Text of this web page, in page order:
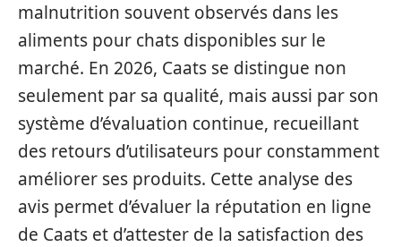
malnutrition souvent observés dans les
aliments pour chats disponibles sur le
marché. En 2026, Caats se distingue non
seulement par sa qualité, mais aussi par son
système d’évaluation continue, recueillant
des retours d’utilisateurs pour constamment
améliorer ses produits. Cette analyse des
avis permet d’évaluer la réputation en ligne
de Caats et d’attester de la satisfaction des